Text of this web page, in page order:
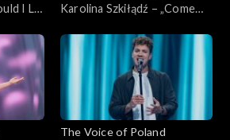
I Lie
w
2025
Karolina Szkiłądź – „Come
of Poland”, Przesłuchania w
ciemno, 4 października 2025
The Voice of Poland